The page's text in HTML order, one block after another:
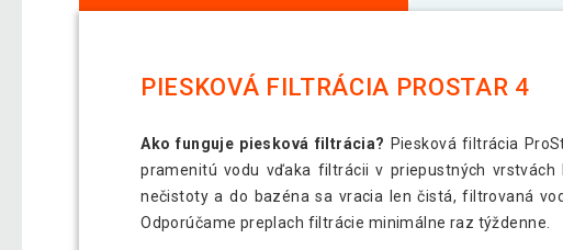
PIESKOVÁ FILTRÁCIA PROSTAR 4
Ako funguje piesková filtrácia? Piesková filtrácia
pramenitú vodu vďaka filtrácii v priepustných
nečistoty a do bazéna sa vracia len čistá, filtrovaná
Odporúčame preplach filtrácie minimálne raz týždenne.